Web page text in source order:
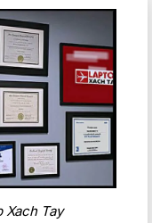
Xach Tay